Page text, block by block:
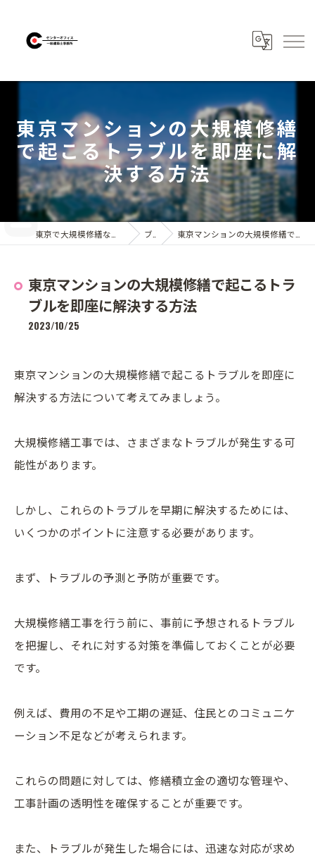
東京マンションの大規模修繕
で起こるトラブルを即座に解
決する方法
ブログ 東京マンションの大規模修繕で起こるトラブルを即座に解決する方法
東京マンションの大規模修繕で起こるトラ
ブルを即座に解決する方法
2023/10/25
東京マンションの大規模修繕で起こるトラブルを即座に
解決する方法について考えてみましょう。
大規模修繕工事では、さまざまなトラブルが発生する可
能性があります。
しかし、これらのトラブルを早期に解決するためには、
いくつかのポイントに注意する必要があります。
まず、トラブルの予測と予防が重要です。
大規模修繕工事を行う前に、事前に予想されるトラブル
を把握し、それに対する対策を準備しておくことが必要
です。
例えば、費用の不足や工期の遅延、住民とのコミュニケ
ーション不足などが考えられます。
これらの問題に対しては、修繕積立金の適切な管理や、
工事計画の透明性を確保することが重要です。
また、トラブルが発生した場合には、迅速な対応が求め